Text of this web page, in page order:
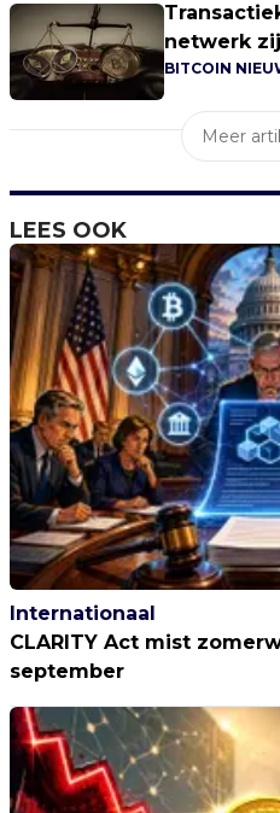
netwerk
het
BITCOIN
Meer
LEES OOK
Internationaal
CLARITY Act mist
september